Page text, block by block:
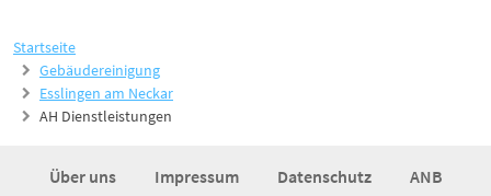
Startseite
Gebäudereinigung
Esslingen am Neckar
AH Dienstleistungen
Über uns Impressum Datenschutz ANB